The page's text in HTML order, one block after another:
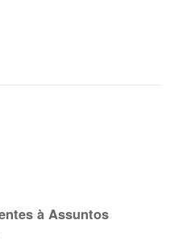
à Assuntos